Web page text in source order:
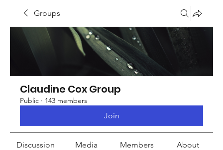
Groups
Claudine Cox Group
Public · 143 members
Join
Discussion Media Members About